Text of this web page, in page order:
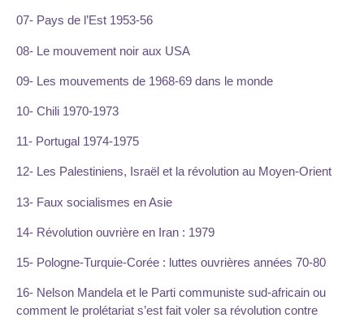
07- Pays de l’Est 1953-56
08- Le mouvement noir aux USA
09- Les mouvements de 1968-69 dans le monde
10- Chili 1970-1973
11- Portugal 1974-1975
12- Les Palestiniens, Israël et la révolution au Moyen-Orient
13- Faux socialismes en Asie
14- Révolution ouvrière en Iran : 1979
15- Pologne-Turquie-Corée : luttes ouvrières années 70-80
16- Nelson Mandela et le Parti communiste sud-africain ou
comment le prolétariat s’est fait voler sa révolution contre